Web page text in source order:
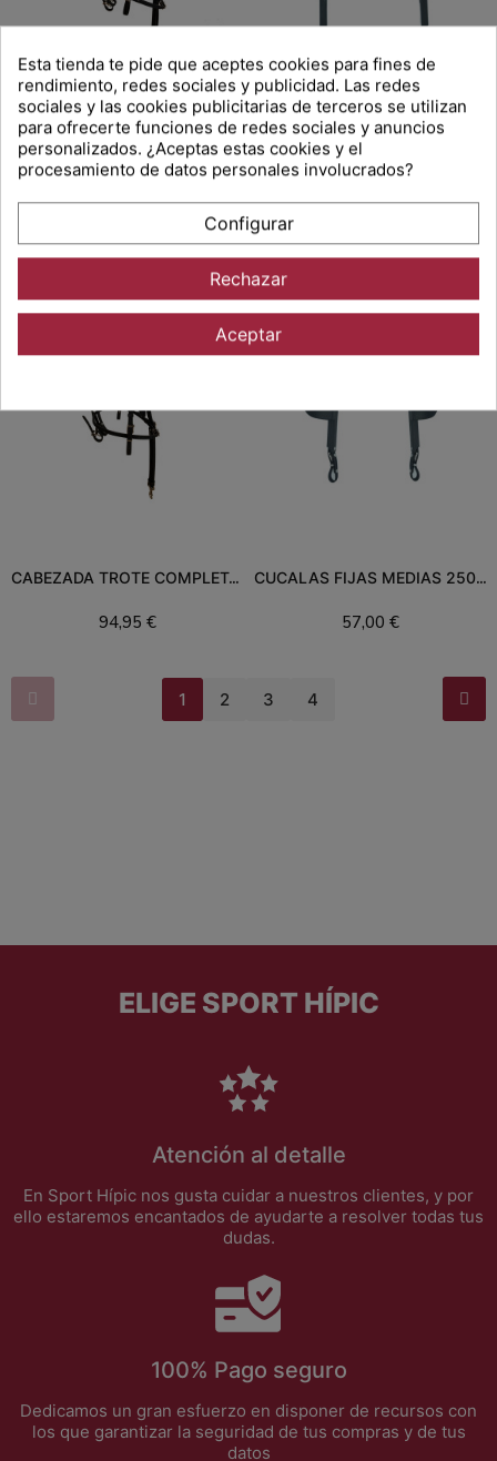
CABEZADA TROTE COMPLETA RACING TACK
Añadir al carrito Añadir al carrito
CABEZADA TROTE COMPLETA RACING TACK
94,95 €
Añadir al carrito
CUCALAS FIJAS MEDIAS 250RT
57,00 €
Añadir al carrito
1 2 3 4
ELIGE SPORT HÍPIC
Atención al detalle
En Sport Hípic nos gusta cuidar a nuestros clientes, y por
ello estaremos encantados de ayudarte a resolver todas tus
dudas.
100% Pago seguro
Dedicamos un gran esfuerzo en disponer de recursos con
los que garantizar la seguridad de tus compras y de tus
datos
Esta tienda te pide que aceptes cookies para fines de
rendimiento, redes sociales y publicidad. Las redes
sociales y las cookies publicitarias de terceros se utilizan
para ofrecerte funciones de redes sociales y anuncios
personalizados. ¿Aceptas estas cookies y el
procesamiento de datos personales involucrados?
Configurar
Rechazar
Aceptar